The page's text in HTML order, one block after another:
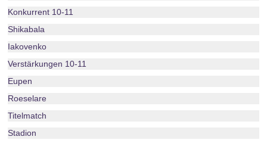
Konkurrent 10-11
Shikabala
Iakovenko
Verstärkungen 10-11
Eupen
Roeselare
Titelmatch
Stadion